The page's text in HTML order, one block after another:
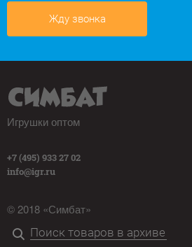
Жду звонка
Игрушки оптом
+7 (495) 933 27 02
info@igr.ru
© 2018 «Симбат»